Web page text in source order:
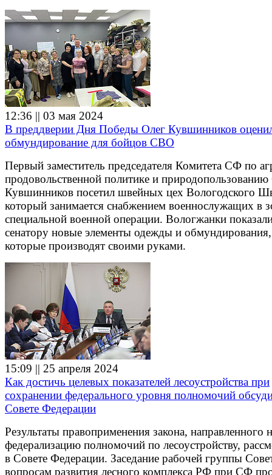
12:36 || 03 мая 2024
В преддверии Дня Победы Олег Кувшинников
обмундирование для бойцов СВО
Первый заместитель председателя Комитета СФ по
продовольственной политике и природопользованию
Кувшинников посетил швейных цех Вологодского
который занимается снабжением военнослужащих в
специальной военной операции. Вологжанки
сенатору новые элементы одежды и обмундирования,
которые производят своими руками.
15:09 || 25 апреля 2024
Как достичь целевых показателей лесоустройства при
сохранении федерального уровня полномочий
Совете Федерации
Результаты правоприменения закона, направленного
федерализацию полномочий по лесоустройству,
в Совете Федерации. Заседание рабочей группы
вопросам развития лесного комплекса РФ при СФ